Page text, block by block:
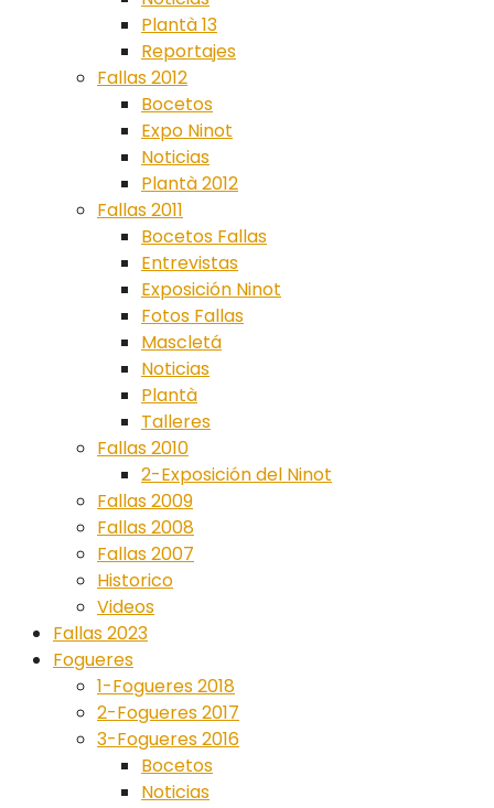
Plantà 13
Reportajes
Fallas 2012
Bocetos
Expo Ninot
Noticias
Plantà 2012
Fallas 2011
Bocetos Fallas
Entrevistas
Exposición Ninot
Fotos Fallas
Mascletá
Noticias
Plantà
Talleres
Fallas 2010
2-Exposición del Ninot
Fallas 2009
Fallas 2008
Fallas 2007
Historico
Videos
Fallas 2023
Fogueres
1-Fogueres 2018
2-Fogueres 2017
3-Fogueres 2016
Bocetos
Noticias